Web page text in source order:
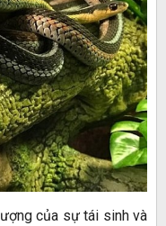
của sự tái sinh và